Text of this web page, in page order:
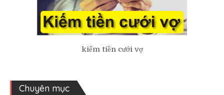
kiếm tiền cưới vợ
Chuyên mục